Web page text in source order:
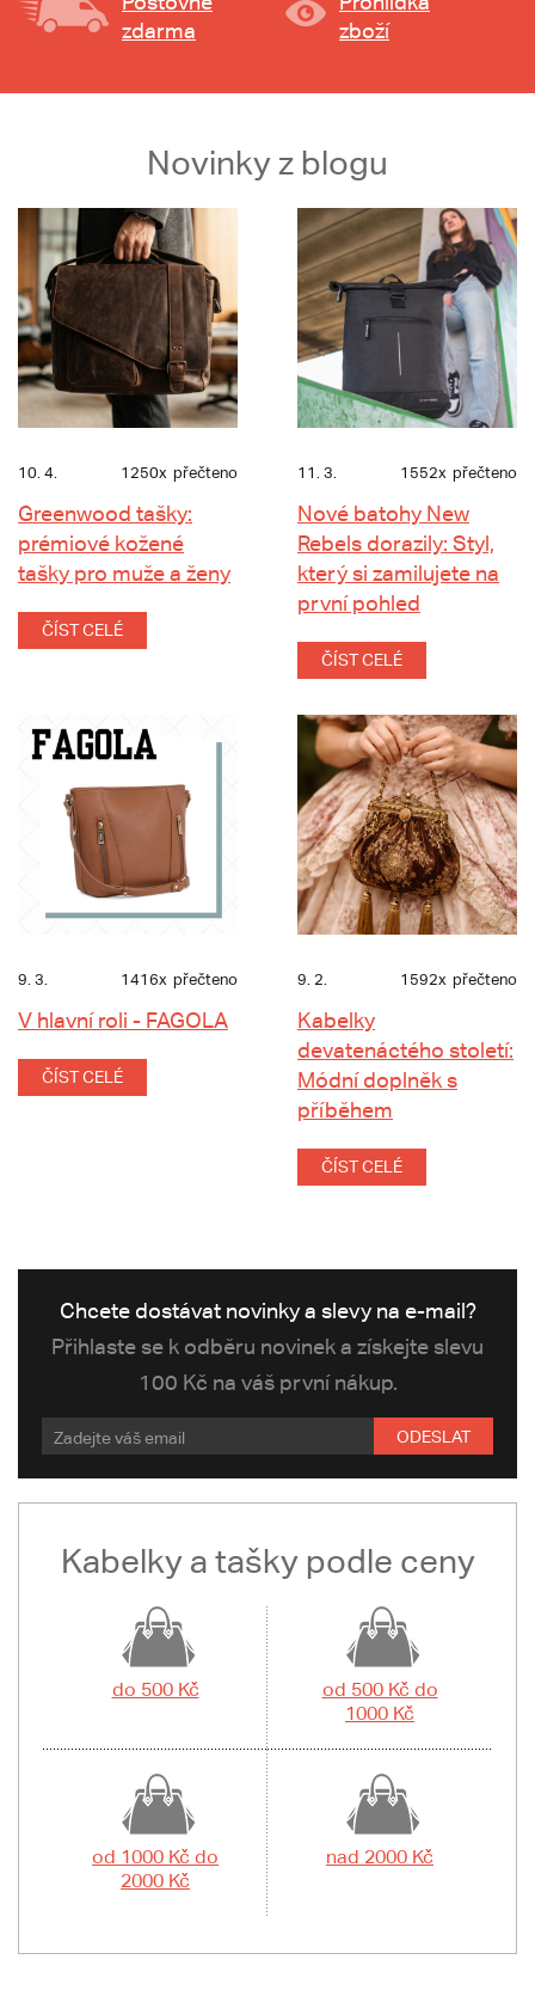
zdarma
zboží
Novinky z blogu
10. 4. 1250x přečteno
Greenwood tašky:
prémiové kožené
tašky pro muže a ženy
ČÍST CELÉ
11. 3. 1552x přečteno
Nové batohy New
Rebels dorazily: Styl,
který si zamilujete na
první pohled
ČÍST CELÉ
9. 3. 1416x přečteno
V hlavní roli - FAGOLA
ČÍST CELÉ
9. 2. 1592x přečteno
Kabelky
devatenáctého století:
Módní doplněk s
příběhem
ČÍST CELÉ
Chcete dostávat novinky a slevy na e-mail?
Přihlaste se k odběru novinek a získejte slevu
100 Kč na váš první nákup.
ODESLAT
Kabelky a tašky podle ceny
do 500 Kč
od 500 Kč do
1000 Kč
od 1000 Kč do
2000 Kč
nad 2000 Kč